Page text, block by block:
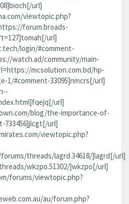
url]
viewtopic.php?
forum.broads-
url]
login/#comment-
watch.ad/community/main-
mcsolution.com.bd/hp-
1/#comment-33095]nmcrs[/url]
url]
blog/the-importance-of-
733456]jlcgt[/url]
viewtopic.php?
threads/lagrd.34618/]lagrd[/url]
wkzpo.51302/]wkzpo[/url]
forums/viewtopic.php?
au/forum.php?